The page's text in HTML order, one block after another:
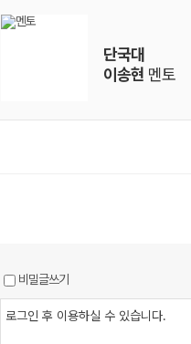
단국대
이송현 멘토
비밀글쓰기